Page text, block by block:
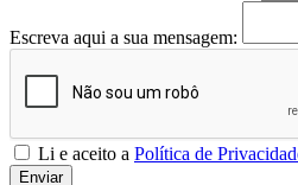
Escreva aqui a sua mensagem:
Li e aceito a Política de
Enviar